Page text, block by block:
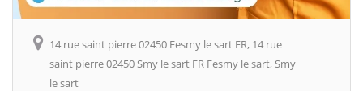
14 rue saint pierre 02450 Fesmy le sart FR, 14 rue
saint pierre 02450 Smy le sart FR Fesmy le sart, Smy
le sart